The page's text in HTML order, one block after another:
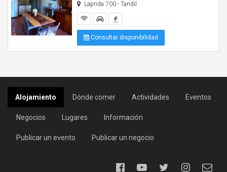
Laprida 700 - Tandil
Consultar disponibilidad
Alojamiento Dónde comer Actividades Eventos
Negocios Lugares Información
Publicar un evento Publicar un negocio